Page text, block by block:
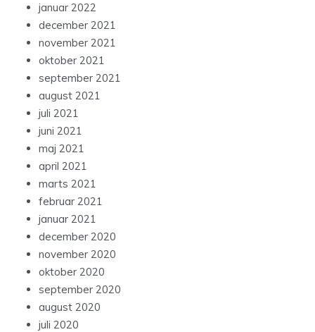
januar 2022
december 2021
november 2021
oktober 2021
september 2021
august 2021
juli 2021
juni 2021
maj 2021
april 2021
marts 2021
februar 2021
januar 2021
december 2020
november 2020
oktober 2020
september 2020
august 2020
juli 2020